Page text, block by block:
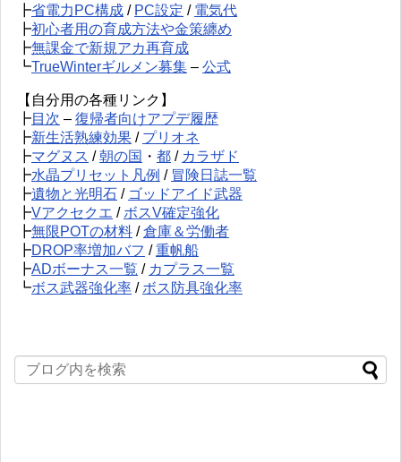
┣省電力PC構成 / PC設定 / 電気代
┣初心者用の育成方法や金策纏め
┣無課金で新規アカ再育成
┗TrueWinterギルメン募集 – 公式
【自分用の各種リンク】
┣目次 – 復帰者向けアプデ履歴
┣新生活熟練効果 / プリオネ
┣マグヌス /朝の国 ・ 都 / カラザド
┣水晶プリセット凡例 / 冒険日誌一覧
┣遺物と光明石 / ゴッドアイド武器
┣Vアクセクエ / ボスV確定強化
┣無限POTの材料 /倉庫＆労働者
┣DROP率増加バフ /重帆船
┣ADボーナス一覧 / カプラス一覧
┗ボス武器強化率 / ボス防具強化率